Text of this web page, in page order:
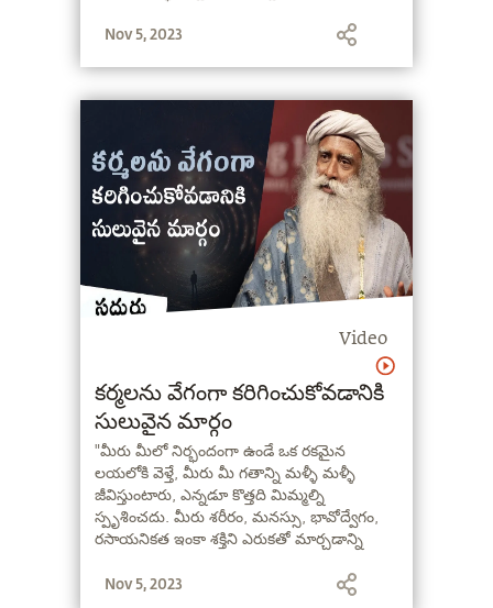
ప్రాణుల జీవితాల్లో కూడా అల్లకల్లోలం చెలరేగవచ్చు,
సద్గురు
Nov 5, 2023
Video
కర్మలను వేగంగా కరిగించుకోవడానికి
సులువైన మార్గం
"మీరు మీలో నిర్భందంగా ఉండే ఒక రకమైన
లయలోకి వెళ్తే, మీరు మీ గతాన్ని మళ్ళీ మళ్ళీ
జీవిస్తుంటారు, ఎన్నడూ కొత్తది మిమ్మల్ని
స్పృశించదు. మీరు శరీరం, మనస్సు, భావోద్వేగం,
రసాయనికత ఇంకా శక్తిని ఎరుకతో మార్చడాన్ని
ఉంటారు" - సద్గురు
Nov 5, 2023